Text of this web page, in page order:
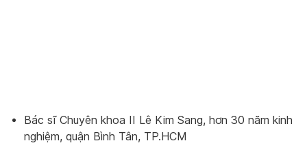
Bác sĩ Chuyên khoa II Lê Kim Sang, hơn 30 năm kinh
nghiệm, quận Bình Tân, TP.HCM